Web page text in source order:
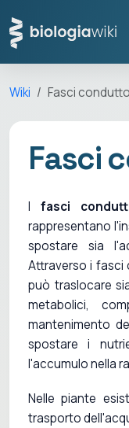
Wiki Fasci
Fasci
I fasci
rappresentano
spostare sia
Attraverso i fasci
può traslocare
metabolici,
mantenimento
spostare i
l'accumulo nella
Nelle piante
trasporto